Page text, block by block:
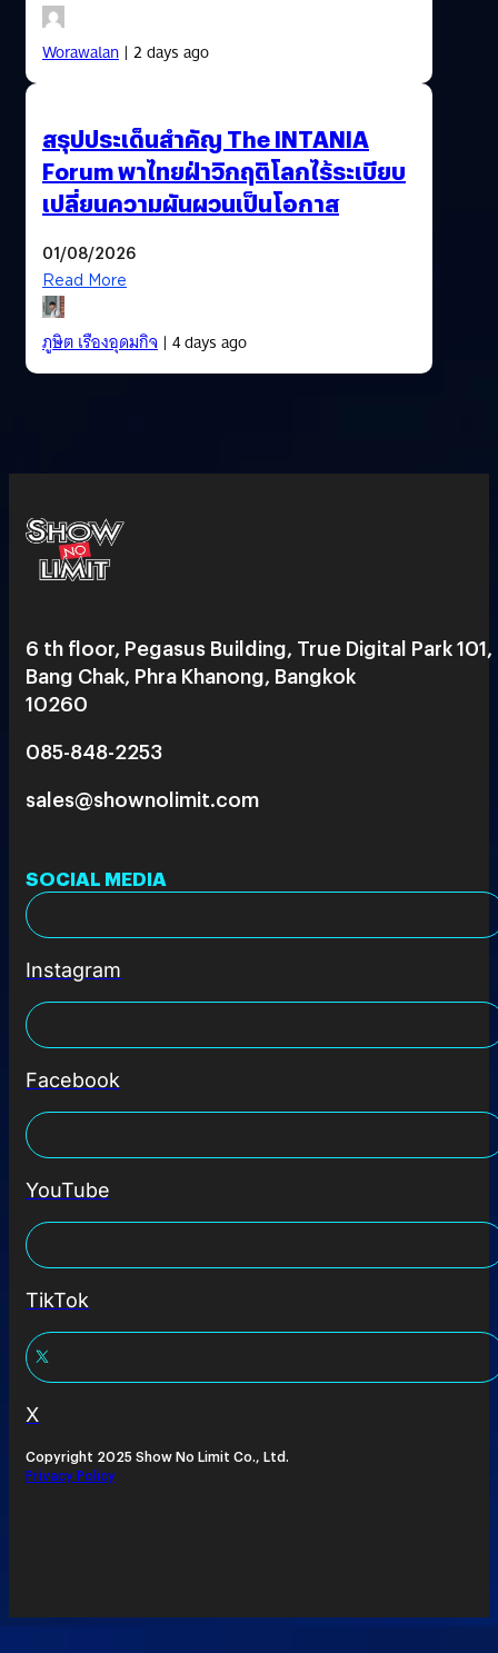
Worawalan| 2 days ago
สรุปประเด็นสำคัญ The INTANIA
Forum พาไทยฝ่าวิกฤติโลกไร้ระเบียบ
เปลี่ยนความผันผวนเป็นโอกาส
01/08/2026
Read More
ภูษิต เรืองอุดมกิจ| 4 days ago
6 th floor, Pegasus Building, True Digital Park 101,
Bang Chak, Phra Khanong, Bangkok
10260
085-848-2253
sales@shownolimit.com
SOCIAL MEDIA
Instagram
Facebook
YouTube
TikTok
X
Copyright 2025 Show No Limit Co., Ltd.
Privacy Policy